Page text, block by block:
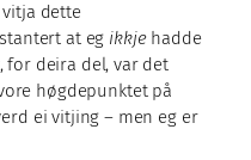
vitja dette
at eg ikkjehadde
for deira del, var det
høgdepunktet på
ei vitjing – men eg er